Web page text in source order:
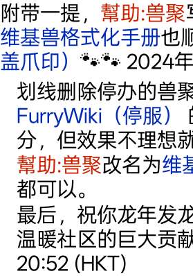
附带一提， 幫助:兽聚
维基兽格式化手册也
盖爪印） 🐾🐾 2024
划线删除停办的兽
FurryWiki（停服）
分，但效果不理想
幫助:兽聚改名为维
都可以。
最后，祝你龙年发
温暖社区的巨大贡
20:52 (HKT)